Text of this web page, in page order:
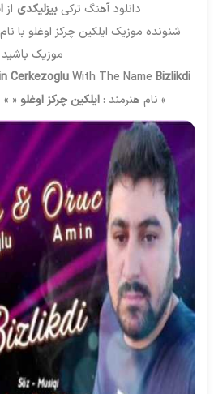
دانلود آهنگ ترکی بیزلیکدی از
شنونده موزیک ایلکین چرکز اوغلو با
موزیک باشید
CerkezogluWith The Name Bizlikdi
» نام هنرمند :ایلکین چرکز اوغلو «